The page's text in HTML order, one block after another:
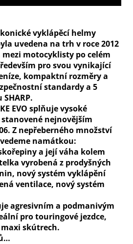
vyklápěcí helmy
uvedena na trh v roce 2012
motocyklisty po celém
pro svou vynikající
kompaktní rozměry a
standardy a 5
EVO splňuje vysoké
nejnovějším
Z nepřeberného množství
namátkou:
a její váha kolem
vyrobená z prodyšných
nový systém vyklápění
ventilace, nový systém
agresivním a podmanivým
pro touringové jezdce,
skútrech.